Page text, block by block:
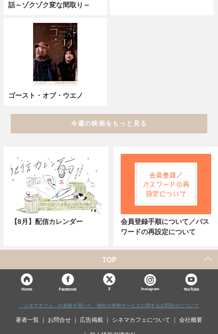
話～ゾクゾク変な間取り～
ゴースト・オブ・ウエノ
今週の映画をもっと見る
【8月】配信カレンダー
会員登録手順について／パス
ワードの再設定について
TOP
Home Facebook X Instagram YouTube
「シネマカフェ」の名称を用いた、他社の有料サービスに関するお問合せについて
著者一覧 お問合せ 広告掲載 シネマカフェについて 会社概要